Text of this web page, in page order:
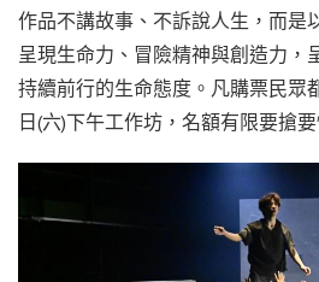
作品不講故事、不訴說人生，而是
呈現生命力、冒險精神與創造力，
持續前行的生命態度。凡購票民眾
日(六)下午工作坊，名額有限要搶要